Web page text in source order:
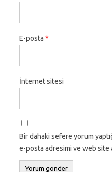
E-posta *
İnternet sitesi
Bir dahaki sefere yorum
e-posta adresimi ve web site